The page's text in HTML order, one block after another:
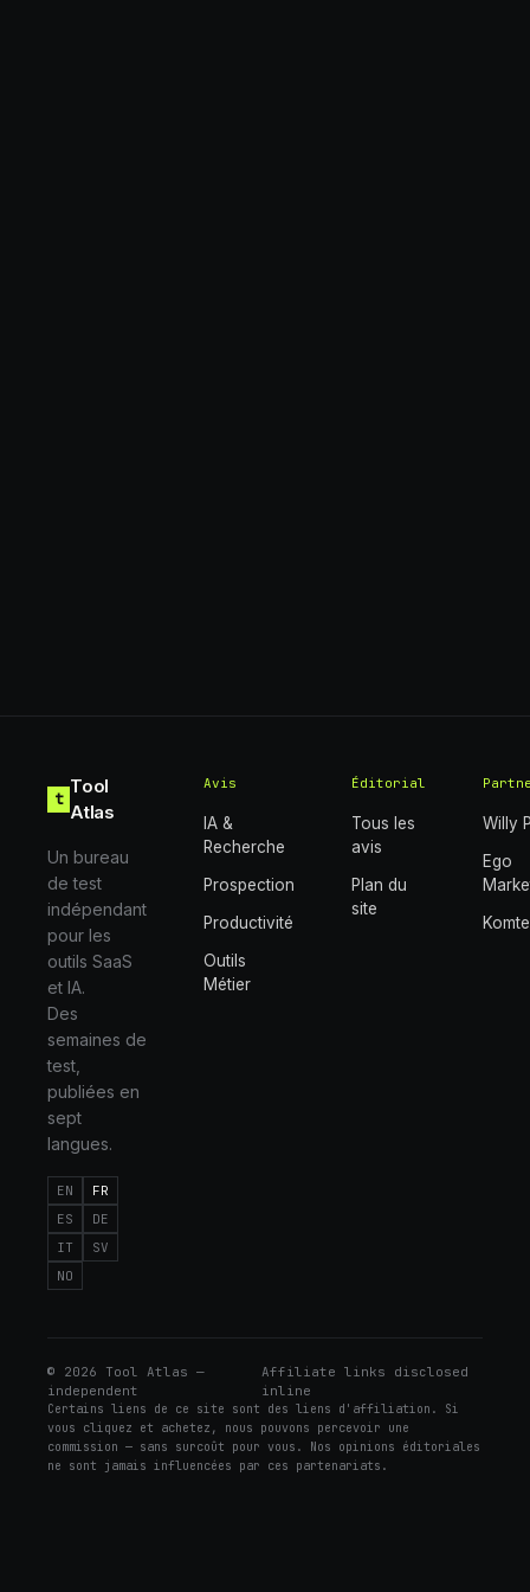
t
Tool
Atlas
Un bureau
de test
indépendant
pour les
outils SaaS
et IA.
Des
semaines de
test,
publiées en
sept
langues.
EN
FR
ES
DE
IT
SV
NO
Avis
IA &
Recherche
Prospection
Productivité
Outils
Métier
Éditorial
Tous les
avis
Plan du
site
Willy
Ego
© 2026 Tool Atlas —
independent
Affiliate links disclosed
inline
Certains liens de ce site sont des liens d'affiliation. Si
vous cliquez et achetez, nous pouvons percevoir une
commission — sans surcoût pour vous. Nos opinions éditoriales
ne sont jamais influencées par ces partenariats.